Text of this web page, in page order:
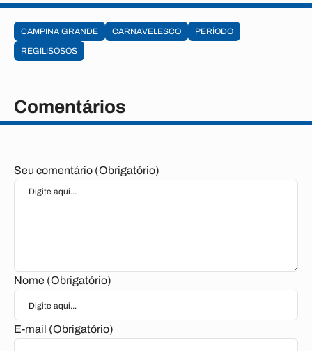
CAMPINA GRANDE CARNAVELESCO
PERÍODO
REGILISOSOS
Comentários
Seu comentário (Obrigatório)
Nome (Obrigatório)
E-mail (Obrigatório)